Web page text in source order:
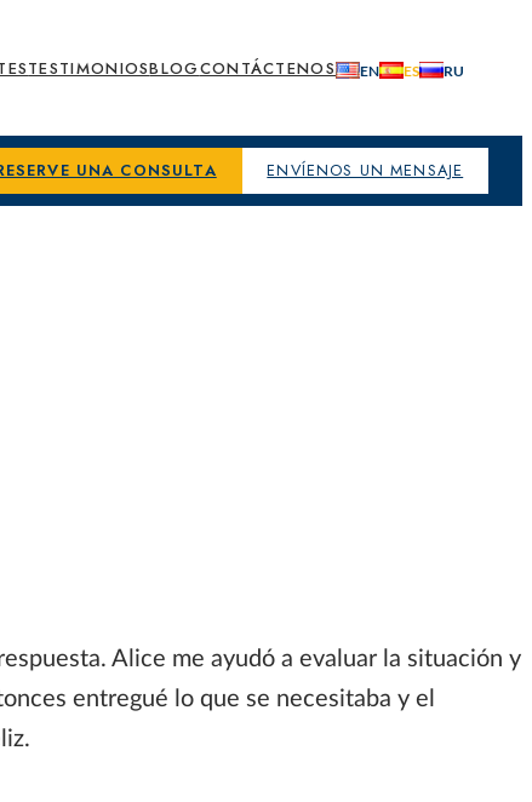
TESTIMONIOSBLOGCONTÁCTENOS
UNA CONSULTA ENVÍENOS UN MENSAJE
Alice me ayudó a evaluar la situación y
entregué lo que se necesitaba y el